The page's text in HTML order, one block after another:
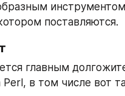
поставляются.
главным
в том числе вот